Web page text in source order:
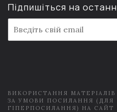
Підпишіться на
m
a
ВИКОРИСТАННЯ
ЗА УМОВИ ПОСИЛАННЯ (ДЛЯ
ГІПЕРПОСИЛАННЯ) НА САЙТ